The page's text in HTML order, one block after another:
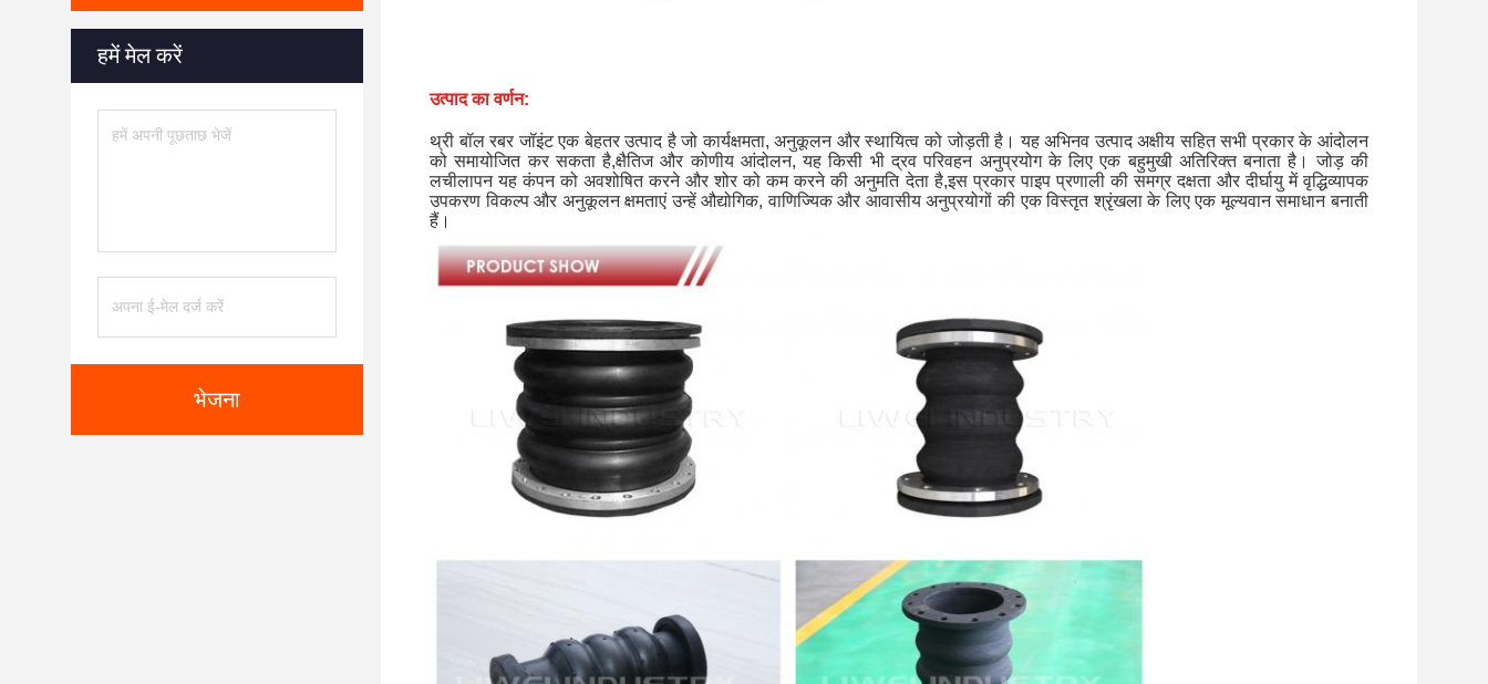
हमें मेल करें
भेजना
उत्पाद का वर्णन:
थ्री बॉल रबर जॉइंट एक बेहतर उत्पाद है जो कार्यक्षमता, अनुकूलन और स्थायित्व को जोड़ती है। यह अभिनव उत्पाद अक्षीय सहित सभी प्रकार के आंदोलन
को समायोजित कर सकता है,क्षैतिज और कोणीय आंदोलन, यह किसी भी द्रव परिवहन अनुप्रयोग के लिए एक बहुमुखी अतिरिक्त बनाता है। जोड़ की
लचीलापन यह कंपन को अवशोषित करने और शोर को कम करने की अनुमति देता है,इस प्रकार पाइप प्रणाली की समग्र दक्षता और दीर्घायु में वृद्धिव्यापक
उपकरण विकल्प और अनुकूलन क्षमताएं उन्हें औद्योगिक, वाणिज्यिक और आवासीय अनुप्रयोगों की एक विस्तृत श्रृंखला के लिए एक मूल्यवान समाधान बनाती
हैं।